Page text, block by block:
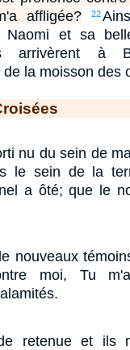
affligée?
22
Naomi et sa
arrivèrent à
la moisson des
nu du sein de
le sein de la
a ôté; que le
nouveaux
moi, Tu
retenue et ils